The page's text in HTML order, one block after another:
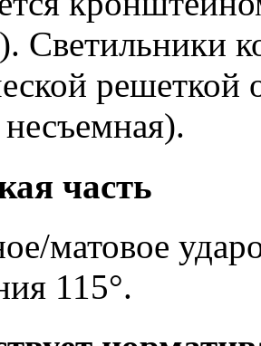
Светильники
решеткой
часть
матовое
115°.